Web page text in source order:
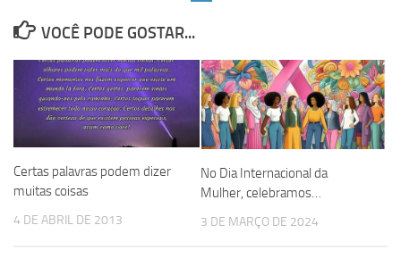
VOCÊ PODE GOSTAR...
Certas palavras podem dizer
muitas coisas
4 DE ABRIL DE 2013
No Dia Internacional da
Mulher, celebramos…
3 DE MARÇO DE 2024